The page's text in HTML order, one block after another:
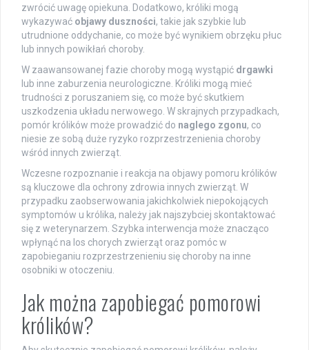
zwrócić uwagę opiekuna. Dodatkowo, króliki mogą
wykazywać objawy duszności, takie jak szybkie lub
utrudnione oddychanie, co może być wynikiem obrzęku płuc
lub innych powikłań choroby.
W zaawansowanej fazie choroby mogą wystąpić drgawki
lub inne zaburzenia neurologiczne. Króliki mogą mieć
trudności z poruszaniem się, co może być skutkiem
uszkodzenia układu nerwowego. W skrajnych przypadkach,
pomór królików może prowadzić do naglego zgonu, co
niesie ze sobą duże ryzyko rozprzestrzenienia choroby
wśród innych zwierząt.
Wczesne rozpoznanie i reakcja na objawy pomoru królików
są kluczowe dla ochrony zdrowia innych zwierząt. W
przypadku zaobserwowania jakichkolwiek niepokojących
symptomów u królika, należy jak najszybciej skontaktować
się z weterynarzem. Szybka interwencja może znacząco
wpłynąć na los chorych zwierząt oraz pomóc w
zapobieganiu rozprzestrzenieniu się choroby na inne
osobniki w otoczeniu.
Jak można zapobiegać pomorowi
królików?